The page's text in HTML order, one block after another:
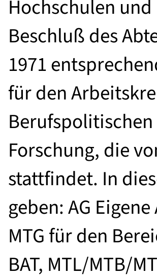
Hochschulen
Beschluß des
1971
für den
Forschung, die
stattfindet. In
geben: AG
MTG für den
BAT, MTL/MTB/